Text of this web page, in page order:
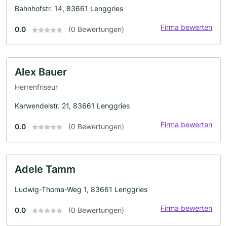
Bahnhofstr. 14, 83661 Lenggries
0.0 (0 Bewertungen) Firma bewerten
Alex Bauer
Herrenfriseur
Karwendelstr. 21, 83661 Lenggries
0.0 (0 Bewertungen) Firma bewerten
Adele Tamm
Ludwig-Thoma-Weg 1, 83661 Lenggries
0.0 (0 Bewertungen) Firma bewerten